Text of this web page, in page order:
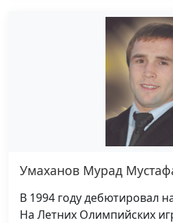
Умаханов Мурад
В 1994 году дебютировал
На Летних Олимпийских